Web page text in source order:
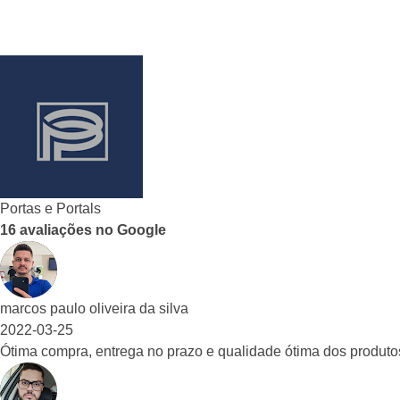
Portas e Portals
16 avaliações no Google
marcos paulo oliveira da silva
2022-03-25
Ótima compra, entrega no prazo e qualidade ótima dos